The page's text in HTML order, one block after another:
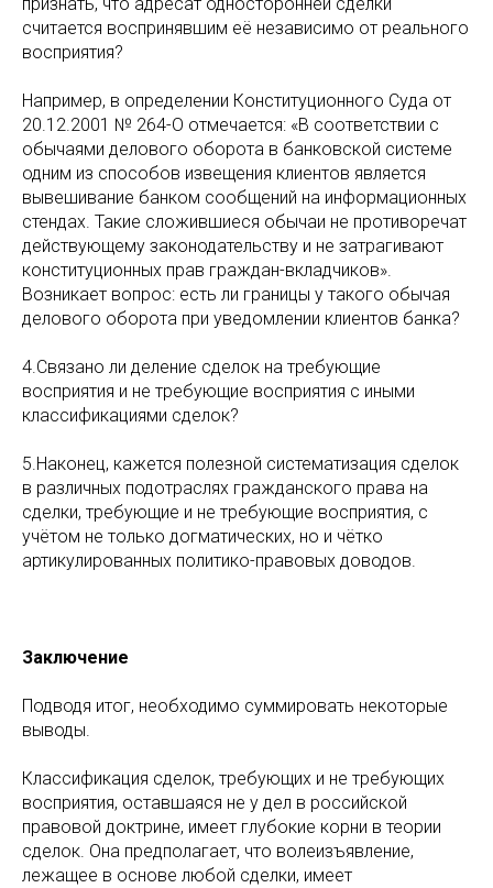
считается воспринявшим её независимо от реального
восприятия?
Например, в определении Конституционного Суда от
20.12.2001 № 264-О отмечается: «В соответствии с
обычаями делового оборота в банковской системе
одним из способов извещения клиентов является
вывешивание банком сообщений на информационных
стендах. Такие сложившиеся обычаи не противоречат
действующему законодательству и не затрагивают
конституционных прав граждан-вкладчиков».
Возникает вопрос: есть ли границы у такого обычая
делового оборота при уведомлении клиентов банка?
4.Связано ли деление сделок на требующие
восприятия и не требующие восприятия с иными
классификациями сделок?
5.Наконец, кажется полезной систематизация сделок
в различных подотраслях гражданского права на
сделки, требующие и не требующие восприятия, с
учётом не только догматических, но и чётко
артикулированных политико-правовых доводов.
Заключение
Подводя итог, необходимо суммировать некоторые
выводы.
Классификация сделок, требующих и не требующих
восприятия, оставшаяся не у дел в российской
правовой доктрине, имеет глубокие корни в теории
сделок. Она предполагает, что волеизъявление,
лежащее в основе любой сделки, имеет